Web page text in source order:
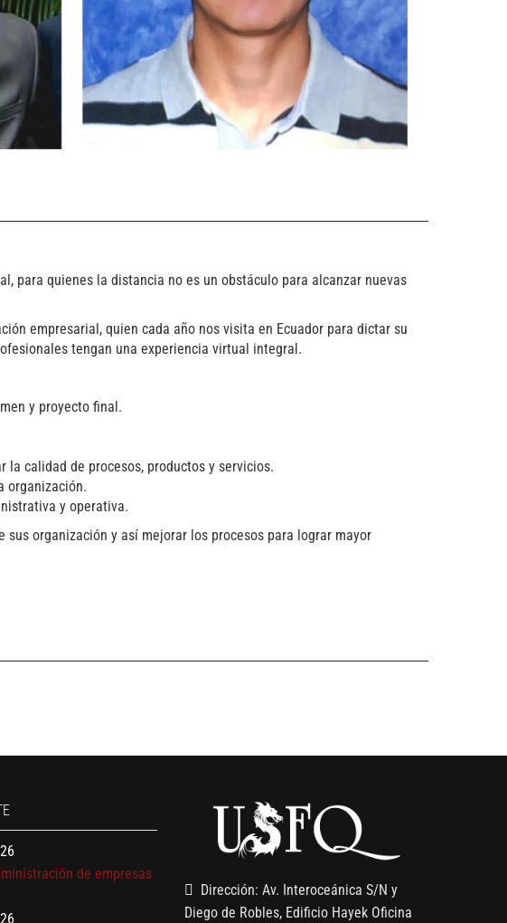
para quienes la distancia no es un obstáculo para alcanzar nuevas
empresarial, quien cada año nos visita en Ecuador para dictar su
tengan una experiencia virtual integral.
y proyecto final.
calidad de procesos, productos y servicios.
organización.
y operativa.
organización y así mejorar los procesos para lograr mayor
de empresas
Dirección: Av. Interoceánica S/N y
Diego de Robles, Edificio Hayek Oficina